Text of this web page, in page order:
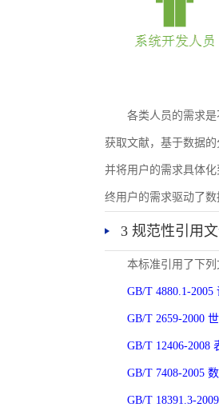
各类人员的需求
获取文献，基于数据
并将用户的需求具体
终用户的需求驱动了
3 规范性引用
本标准引用了下
GB/T 4880.1-
GB/T 2659-2000
GB/T 12406-2008
GB/T 7408-2005
GB/T 18391.3-